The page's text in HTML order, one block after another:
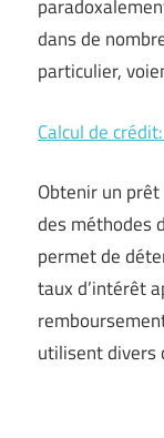
dans de
particulier,
Calcul de
Obtenir un
des méthodes
permet de
taux d’intérêt
utilisent divers